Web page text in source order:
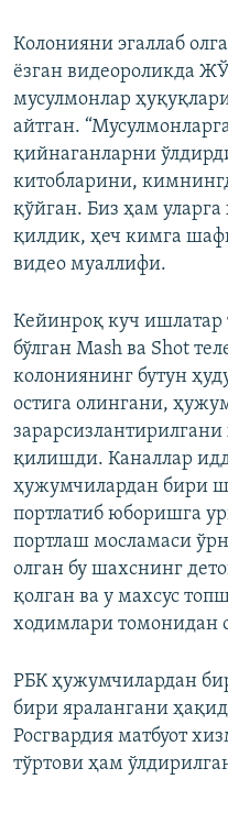
Колонияни эгаллаб
ёзган видеороликда
мусулмонлар
айтган.
қийнаганларни
китобларини,
қўйган. Биз ҳам
қилдик, ҳеч кимга
видео муаллифи.
Кейинроқ куч ишлатар
бўлган Mash ва Shot
колониянинг бутун
остига олингани,
қилишди. Каналлар
ҳужумчилардан бири
портлатиб юборишга
портлаш мосламаси
олган бу шахснинг
қолган ва у махсус
ходимлари томонидан
РБК ҳужумчилардан
бири яралангани
Росгвардия матбуот
тўртови ҳам